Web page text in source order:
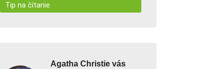
Tip na čítanie
Agatha Christie vás